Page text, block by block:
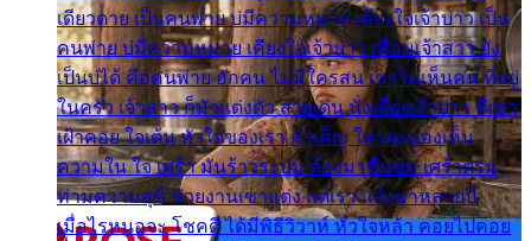
เดียวดาย เป็นคนพ่าย บ่มีความหมาย เคียงใจเจ้าบ่าว เป็น
คนพ่าย บ่มีความหมาย เคียงใจเจ้าบ่าว เพื่อนเจ้าสาว ยัง
เป็นบ่ได้ คือคนพ่าย ฮักคน ไม่มีใครสน เขาไม่เห็นคน ที่อยู่
ในครัว เจ้าสาว ก็มัวแต่งตัว สวยเด่น นั่งเคียงเจ้าบ่าว ที่เขา
เฝ้าคอย ใจเต้น หัวใจของเรา ลำเค็ญ ใครจะมองเห็น
ความใน ใจ เศร้า มันร้าวระบม ต้องมาขื่นขม เศร้าตรม
ท่ามความสุขี ช่วยงานเขาแต่ง แต่เรา แล้งมาหลายปี
เมื่อไรหนอจะ โชคดี ได้มีพิธีวิวาห์ หัวใจหล้า คอยไปคอย